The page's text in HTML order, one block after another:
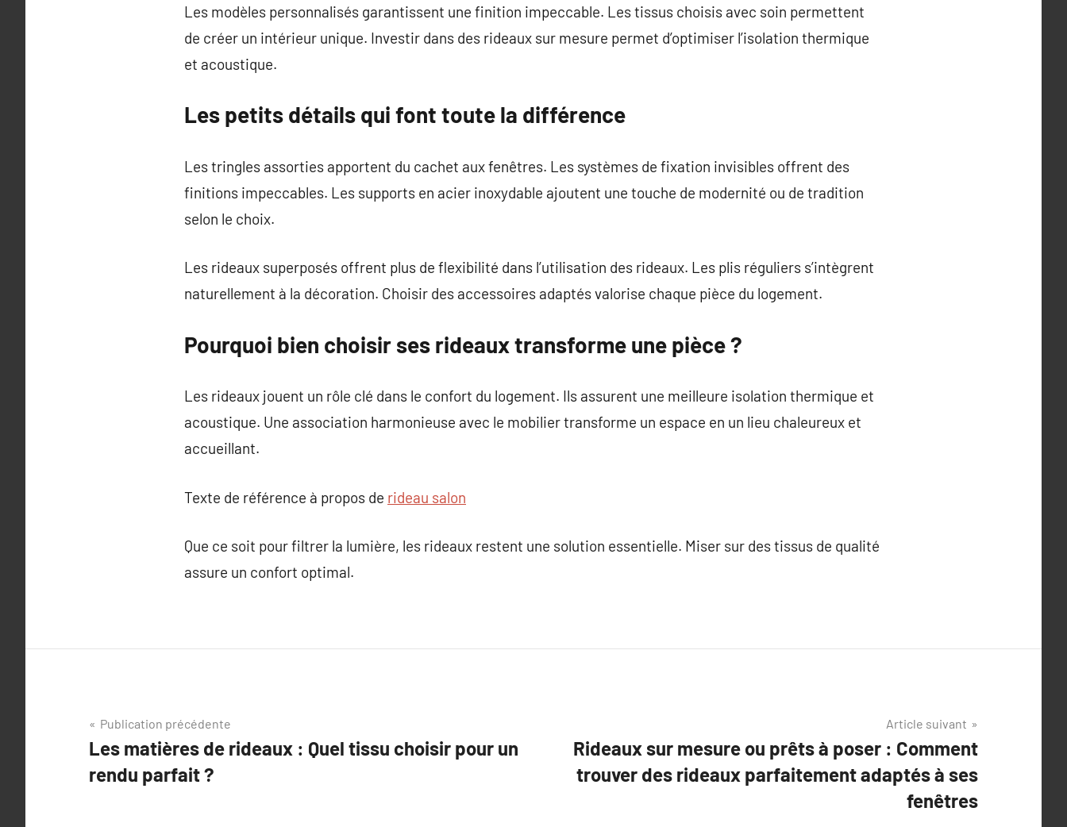
Les modèles personnalisés garantissent une finition impeccable. Les tissus choisis avec soin permettent
de créer un intérieur unique. Investir dans des rideaux sur mesure permet d’optimiser l’isolation thermique
et acoustique.
Les petits détails qui font toute la différence
Les tringles assorties apportent du cachet aux fenêtres. Les systèmes de fixation invisibles offrent des
finitions impeccables. Les supports en acier inoxydable ajoutent une touche de modernité ou de tradition
selon le choix.
Les rideaux superposés offrent plus de flexibilité dans l’utilisation des rideaux. Les plis réguliers s’intègrent
naturellement à la décoration. Choisir des accessoires adaptés valorise chaque pièce du logement.
Pourquoi bien choisir ses rideaux transforme une pièce ?
Les rideaux jouent un rôle clé dans le confort du logement. Ils assurent une meilleure isolation thermique et
acoustique. Une association harmonieuse avec le mobilier transforme un espace en un lieu chaleureux et
accueillant.
Texte de référence à propos de rideau salon
Que ce soit pour filtrer la lumière, les rideaux restent une solution essentielle. Miser sur des tissus de qualité
assure un confort optimal.
Navigation
de
l’article
Publication précédente
Les matières de rideaux : Quel tissu choisir pour un
rendu parfait ?
Article suivant
Rideaux sur mesure ou prêts à poser : Comment
trouver des rideaux parfaitement adaptés à ses
fenêtres